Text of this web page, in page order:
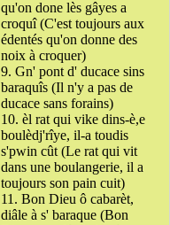
qu'on done lès gâyes a
croquî (C'est toujours aux
édentés qu'on donne des
noix à croquer)
9. Gn' pont d' ducace sins
baraquîs (Il n'y a pas de
ducace sans forains)
10. èl rat qui vike dins-è,e
boulèdj'rîye, il-a toudis
s'pwin cût (Le rat qui vit
dans une boulangerie, il a
toujours son pain cuit)
11. Bon Dieu ô cabarèt,
diâle à s' baraque (Bon